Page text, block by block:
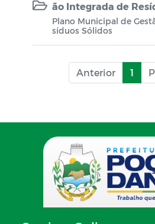
ão Integrada de
Plano Municipal de
síduos Sólidos
Anterior 1